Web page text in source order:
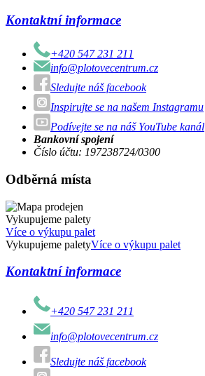
Kontaktní informace
+420 547 231 211
info@plotovecentrum.cz
Sledujte náš facebook
Inspirujte se na našem Instagramu
Podívejte se na náš YouTube kanál
Bankovní spojení
Číslo účtu: 197238724/0300
Odběrná místa
Vykupujeme palety
Více o výkupu palet
Vykupujeme paletyVíce o výkupu palet
Kontaktní informace
+420 547 231 211
info@plotovecentrum.cz
Sledujte náš facebook